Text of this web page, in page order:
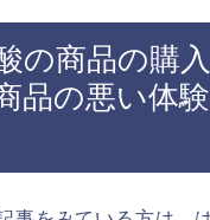
の商品の購
品の悪い体